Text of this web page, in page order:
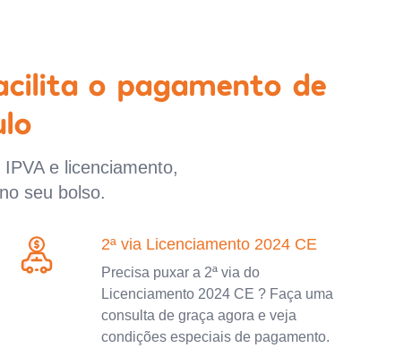
o pagamento de
e licenciamento,
seu bolso.
2ª via Licenciamento 2024 CE
Precisa puxar a 2ª via do
Licenciamento 2024 CE ? Faça uma
consulta de graça agora e veja
condições especiais de pagamento.